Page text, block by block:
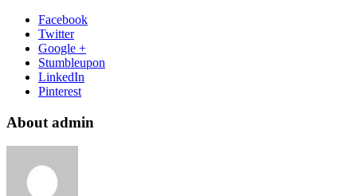
Facebook
Twitter
Google +
Stumbleupon
LinkedIn
Pinterest
About admin